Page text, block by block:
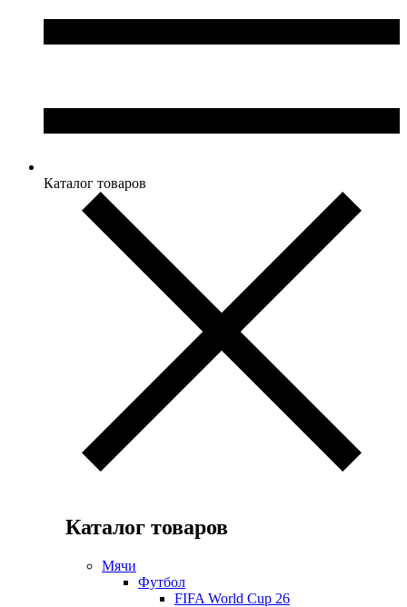
Каталог товаров
Каталог товаров
Мячи
Футбол
FIFA World Cup 26